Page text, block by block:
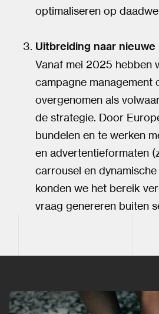
optimaliseren op
Uitbreiding naar nieuwe
Vanaf mei 2025 hebben
campagne management
overgenomen als
de strategie. Door
bundelen en te werken
en advertentieformaten
carrousel en
konden we het bereik
vraag genereren buiten